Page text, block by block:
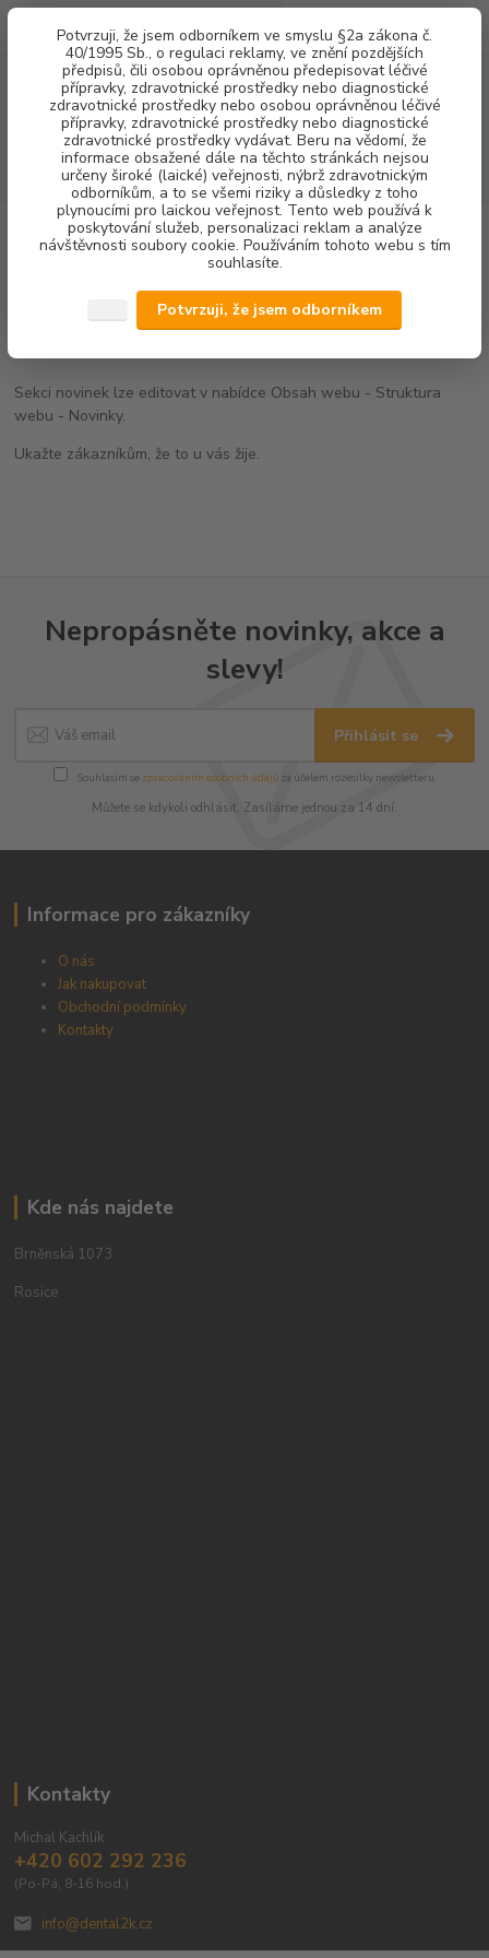
Potvrzuji, že jsem odborníkem ve smyslu §2a zákona č.
40/1995 Sb., o regulaci reklamy, ve znění pozdějších
předpisů, čili osobou oprávněnou předepisovat léčivé
přípravky, zdravotnické prostředky nebo diagnostické
zdravotnické prostředky nebo osobou oprávněnou léčivé
přípravky, zdravotnické prostředky nebo diagnostické
zdravotnické prostředky vydávat. Beru na vědomí, že
informace obsažené dále na těchto stránkách nejsou
určeny široké (laické) veřejnosti, nýbrž zdravotnickým
odborníkům, a to se všemi riziky a důsledky z toho
plynoucími pro laickou veřejnost. Tento web používá k
poskytování služeb, personalizaci reklam a analýze
návštěvnosti soubory cookie. Používáním tohoto webu s tím
souhlasíte.
Potvrzuji, že jsem odborníkem
Menu
CZK
Hledat
(Po-Pá, 8-16 hod.)
za0,00 Kč
Novinky Novinky lze snadno editovat a přidávat
Novinky lze snadno editovat a
přidávat
05.03.2019
Sekci novinek lze editovat v nabídce Obsah webu - Struktura
webu - Novinky.
Ukažte zákazníkům, že to u vás žije.
Nepropásněte novinky, akce a
slevy!
Přihlásit se
Souhlasím se zpracováním osobních údajůza účelem rozesílky newsletteru.
Můžete se kdykoli odhlásit. Zasíláme jednou za 14 dní.
Informace pro zákazníky
O nás
Jak nakupovat
Obchodní podmínky
Kontakty
Kde nás najdete
Brněnská 1073
Rosice
Kontakty
Michal Kachlík
+420 602 292 236
(Po-Pá, 8-16 hod.)
info@dental2k.cz